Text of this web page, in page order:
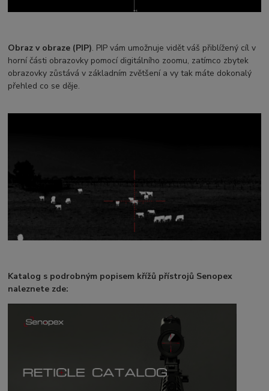
Obraz v obraze (PIP). PIP vám umožnuje vidět váš přiblížený cíl v
horní části obrazovky pomocí digitálního zoomu, zatímco zbytek
obrazovky zůstává v základním zvětšení a vy tak máte dokonalý
přehled co se děje.
Katalog s podrobným popisem křížů přístrojů Senopex
naleznete zde: